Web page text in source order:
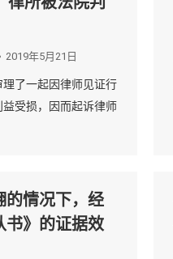
2019年5月21日
了一起因律师见证行
受损，因而起诉律师
的情况下，经
书》的证据效